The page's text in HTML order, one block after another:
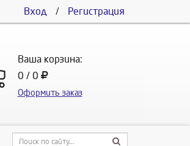
Вход / Регистрация
Ваша корзина:
0 / 0
Оформить заказ